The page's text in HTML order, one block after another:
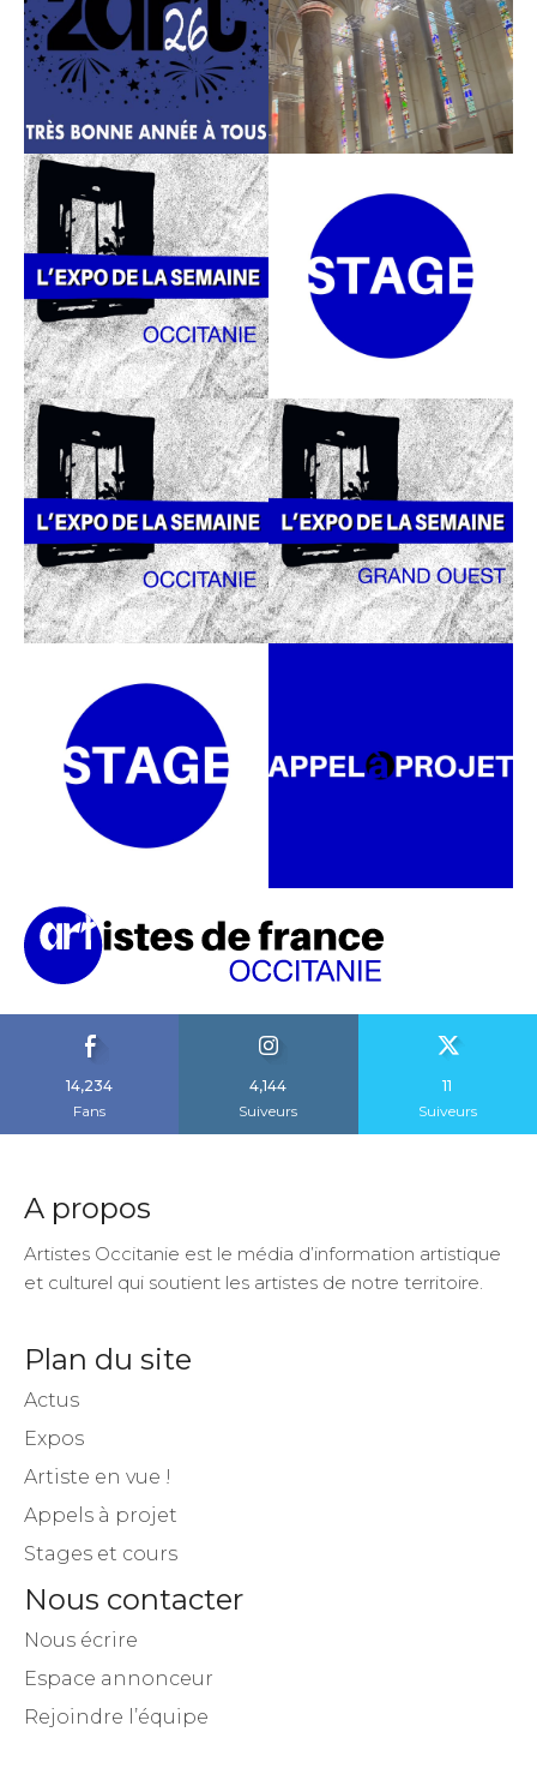
14,234
Fans
4,144
Suiveurs
11
Suiveurs
A propos
Artistes Occitanie est le média d’information artistique
et culturel qui soutient les artistes de notre territoire.
Plan du site
Actus
Expos
Artiste en vue !
Appels à projet
Stages et cours
Nous contacter
Nous écrire
Espace annonceur
Rejoindre l’équipe